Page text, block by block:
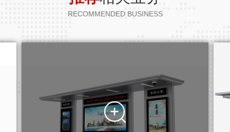
RECOMMENDED BUSINESS
